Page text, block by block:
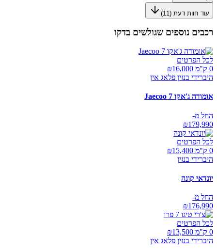
עוד חוות דעת (11
)
רכבים נוספים שגולשים בדקו
לכל הפרטים
0 ק"מ ₪
16,000
היברידי בנזין פלאג אין
אומודה ג'אקו Jaecoo 7
החל מ-
₪179,990
לכל הפרטים
0 ק"מ ₪
15,400
היברידי בנזין
יונדאי קונה
החל מ-
₪176,990
לכל הפרטים
0 ק"מ ₪
13,500
היברידי בנזין פלאג אין